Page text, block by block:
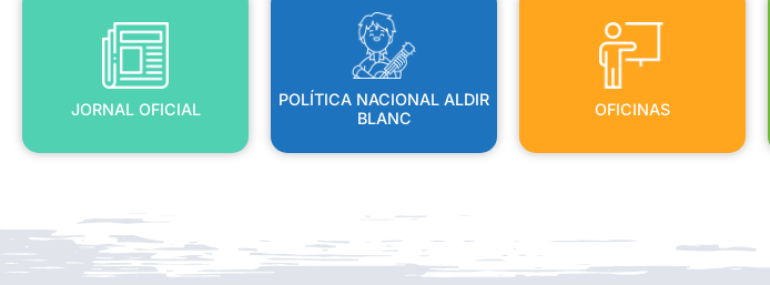
JORNAL OFICIAL
JORNAL OFICIAL
POLÍTICA NACIONAL ALDIR
BLANC
POLÍTICA NACIONAL ALDIR
BLANC
OFICINAS
OFICINAS